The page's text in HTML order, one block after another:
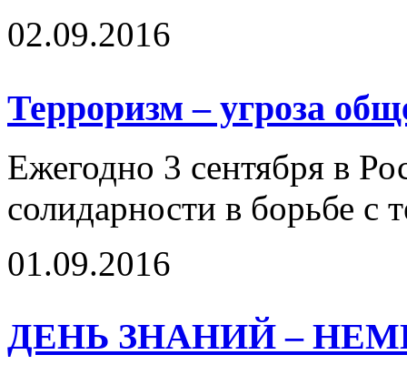
02.09.2016
Терроризм – угроза
Ежегодно 3 сентября в
солидарности в борьбе с
01.09.2016
ДЕНЬ ЗНАНИЙ –